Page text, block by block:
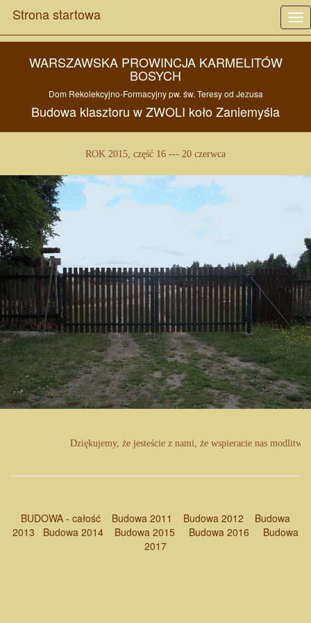
Strona startowa
WARSZAWSKA PROWINCJA KARMELITÓW
BOSYCH
Dom Rekolekcyjno-Formacyjny pw. św. Teresy od Jezusa
Budowa klasztoru wZWOLI kołoZaniemyśla
ROK 2015, część 16 --- 20 czerwca
Dziękujemy, że jesteście z nami, że wspieracie nas
BUDOWA - całość Budowa 2011 Budowa 2012
Budowa
2013
Budowa 2014 Budowa 2015 Budowa 2016
Budowa
2017